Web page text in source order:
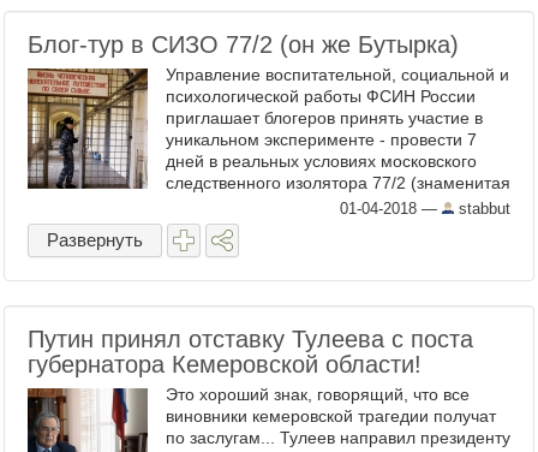
Блог-тур в СИЗО 77/2 (он же Бутырка)
Управление воспитательной, социальной и
психологической работы ФСИН России
приглашает блогеров принять участие в
уникальном эксперименте - провести 7
дней в реальных условиях московского
следственного изолятора 77/2 (знаменитая
"Бутырка"). В принципе, это можно назвать
блог-туром. ...
01-04-2018 — stabbut
Развернуть
Путин принял отставку Тулеева с поста
губернатора Кемеровской области!
Это хороший знак, говорящий, что все
виновники кемеровской трагедии получат
по заслугам... Тулеев направил президенту